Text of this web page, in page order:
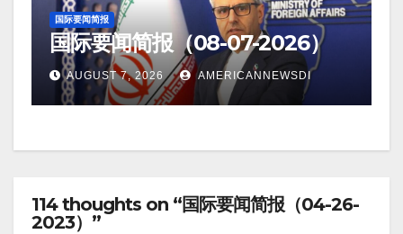
国际要闻简报
国际要闻简报（08-07-2026）
AUGUST 7, 2026 AMERICANNEWSDI
114 thoughts on “国际要闻简报（04-26-
2023）”